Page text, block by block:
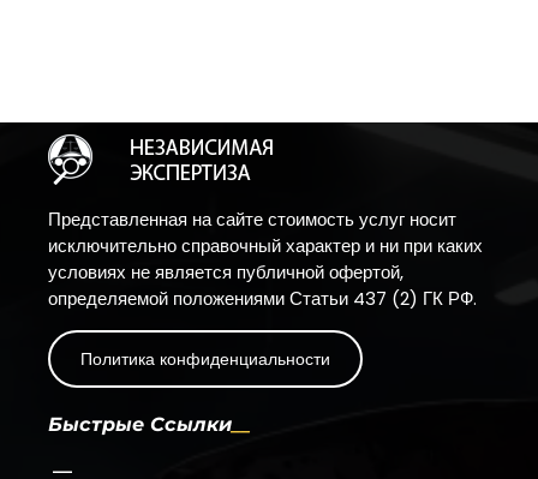
Представленная на сайте стоимость услуг носит
исключительно справочный характер и ни при каких
условиях не является публичной офертой,
определяемой положениями Статьи 437 (2) ГК РФ.
Политика конфиденциальности
Быстрые Ссылки